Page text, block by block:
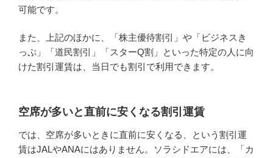
可能です。
また、上記のほかに、「株主優待割引」や「ビジネスき
っぷ」「道民割引」「スターQ割」といった特定の人に向
けた割引運賃は、当日でも割引で利用できます。
空席が多いと直前に安くなる割引運賃
では、空席が多いときに直前に安くなる、という割引運
賃はJALやANAにはありません。ソラシドエアには、「カ